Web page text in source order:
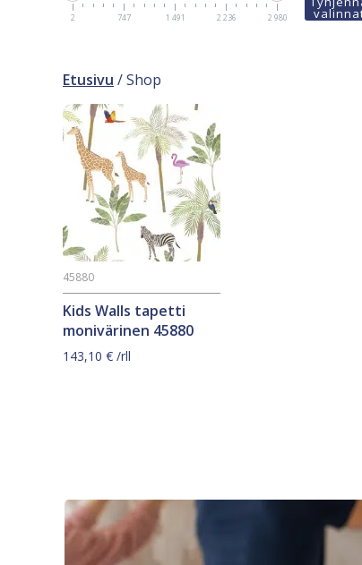
2 747 1 491 2 236 2 980
Etusivu / Shop
Kids Walls tapetti
monivärinen 45880
45880
143,10 € /rll